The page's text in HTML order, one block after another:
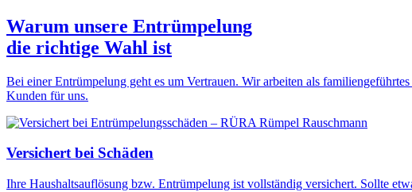
Warum unsere Entrümpelung
die richtige Wahl ist
Bei einer Entrümpelung geht es um Vertrauen. Wir arbeiten als
Kunden für uns.
Versichert bei Schäden
Ihre Haushaltsauflösung bzw. Entrümpelung ist vollständig versichert. Sollte